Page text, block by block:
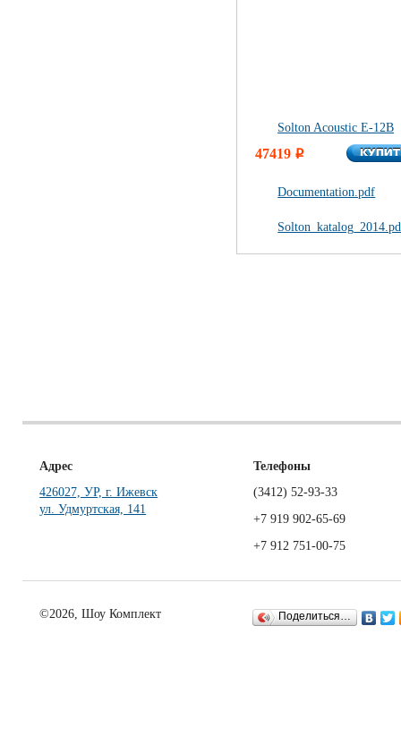
Solton Acoustic E-12B
47419 i
Documentation.pdf
Адрес
426027, УР, г. Ижевск
ул. Удмуртская, 141
Телефоны
(3412) 52-93-33
+7 919 902-65-69
+7 912 751-00-75
©2026, Шоу Комплект Поделиться…